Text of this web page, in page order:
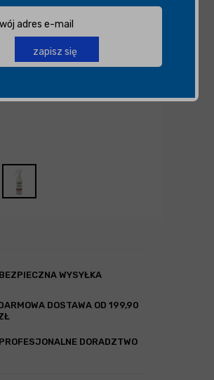
BEZPIECZNA WYSYŁKA
DOSTAWA OD 199,90
PROFESJONALNE DORADZTWO
zapisz się